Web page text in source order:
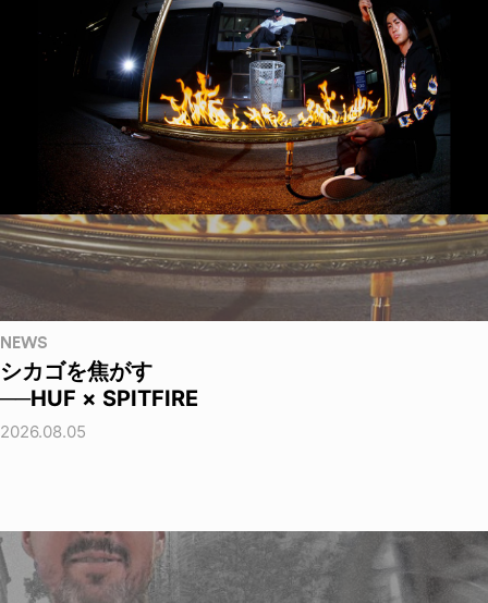
NEWS
シカゴを焦がす
──HUF × SPITFIRE
2026.08.05